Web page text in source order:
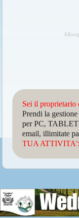
Sei il proprietario
Prendi la
per PC,
email, illimitate
TUA